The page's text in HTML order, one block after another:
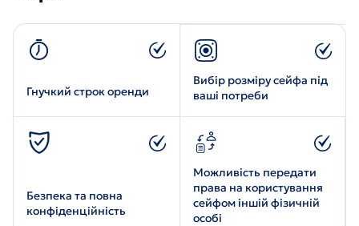
Гнучкий строк оренди
Вибір розміру сейфа під
ваші потреби
Безпека та повна
конфіденційність
Можливість передати
права на користування
сейфом іншій фізичній
особі